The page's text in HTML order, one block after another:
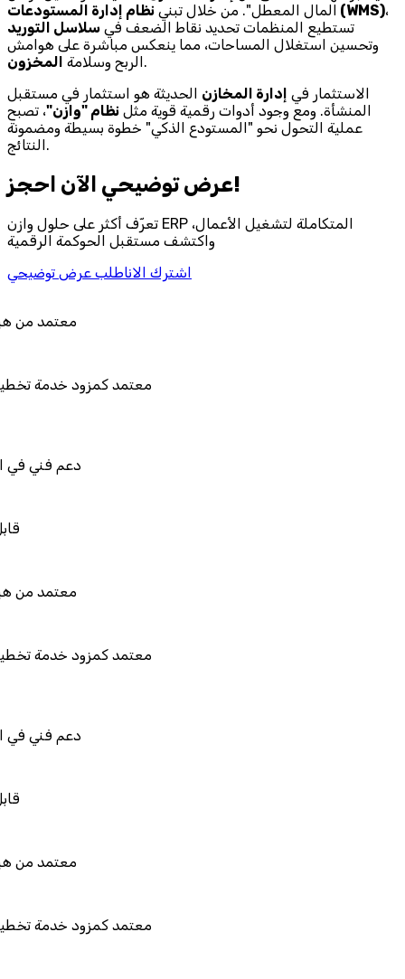
المال المعطل". من خلال تبني نظام إدارة المستودعات (WMS)،
تستطيع المنظمات تحديد نقاط الضعف في سلاسل التوريد
وتحسين استغلال المساحات، مما ينعكس مباشرة على هوامش
الربح وسلامة المخزون
.
الاستثمار في إدارة المخازن الحديثة هو استثمار في مستقبل
المنشأة. ومع وجود أدوات رقمية قوية مثل نظام "وازن"، تصبح
عملية التحول نحو "المستودع الذكي" خطوة بسيطة ومضمونة
النتائج.
احجز‎ عرض توضيحي الآن!
تعرّف أكثر على حلول وازن ERP المتكاملة لتشغيل الأعمال،
واكتشف مستقبل الحوكمة الرقمية
اشترك الاناطلب عرض توضيحي
معتمد من هيئة الزكاة
معتمد كمزود خدمة تخطيط موارد
دعم فني في استيراد بيانات
قابل للربط
معتمد من هيئة الزكاة
معتمد كمزود خدمة تخطيط موارد
دعم فني في استيراد بيانات
قابل للربط
معتمد من هيئة الزكاة
معتمد كمزود خدمة تخطيط موارد